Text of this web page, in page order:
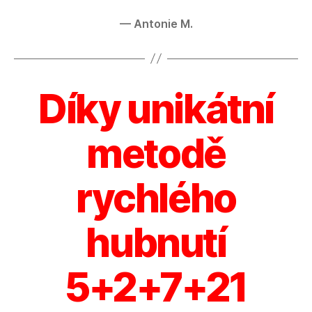
— Antonie M.
Díky unikátní
metodě
rychlého
hubnutí
5+2+7+21